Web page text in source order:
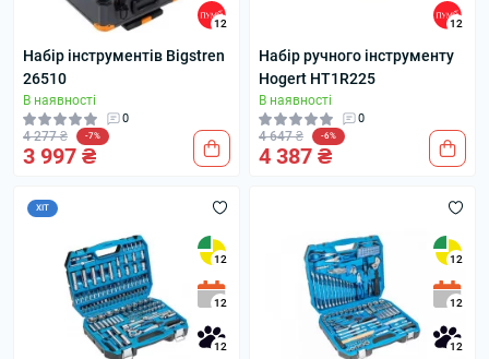
12
Набір інструментів Bigstren
26510
В наявності
0
4 277 ₴ -7%
3 997 ₴
12
Набір ручного інструменту
Hogert HT1R225
В наявності
0
4 647 ₴ -6%
4 387 ₴
ХІТ
12
12
12
12
12
12